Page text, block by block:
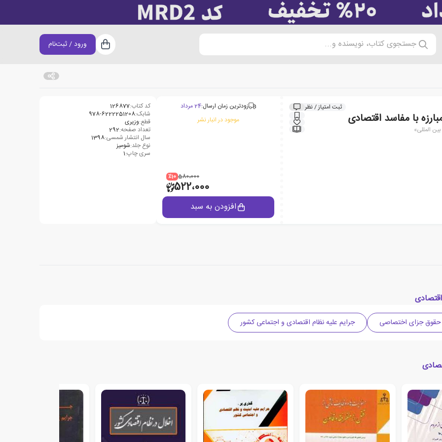
جستجوی کتاب، نویسنده و... سبد خرید
ورود / ثبت‌نام
ثبت امتیاز / نظر
با مفاسد اقتصادی
المللی»
زودترین زمان ارسال:24 مرداد
موجود در انبار نشر
580،000 ٪10
522،000
افزودن به سبد
کد کتاب:126877
شابک:978-6222251208
قطع:وزیری
تعداد صفحه:292
سال انتشار شمسی:1398
نوع جلد:شومیز
سری چاپ:1
حقوق جزای اختصاصی جرایم علیه نظام اقتصادی و اجتماعی کشور